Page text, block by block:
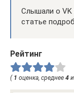
Слышали о VK
статье
Рейтинг
( 1 оценка, среднее 4